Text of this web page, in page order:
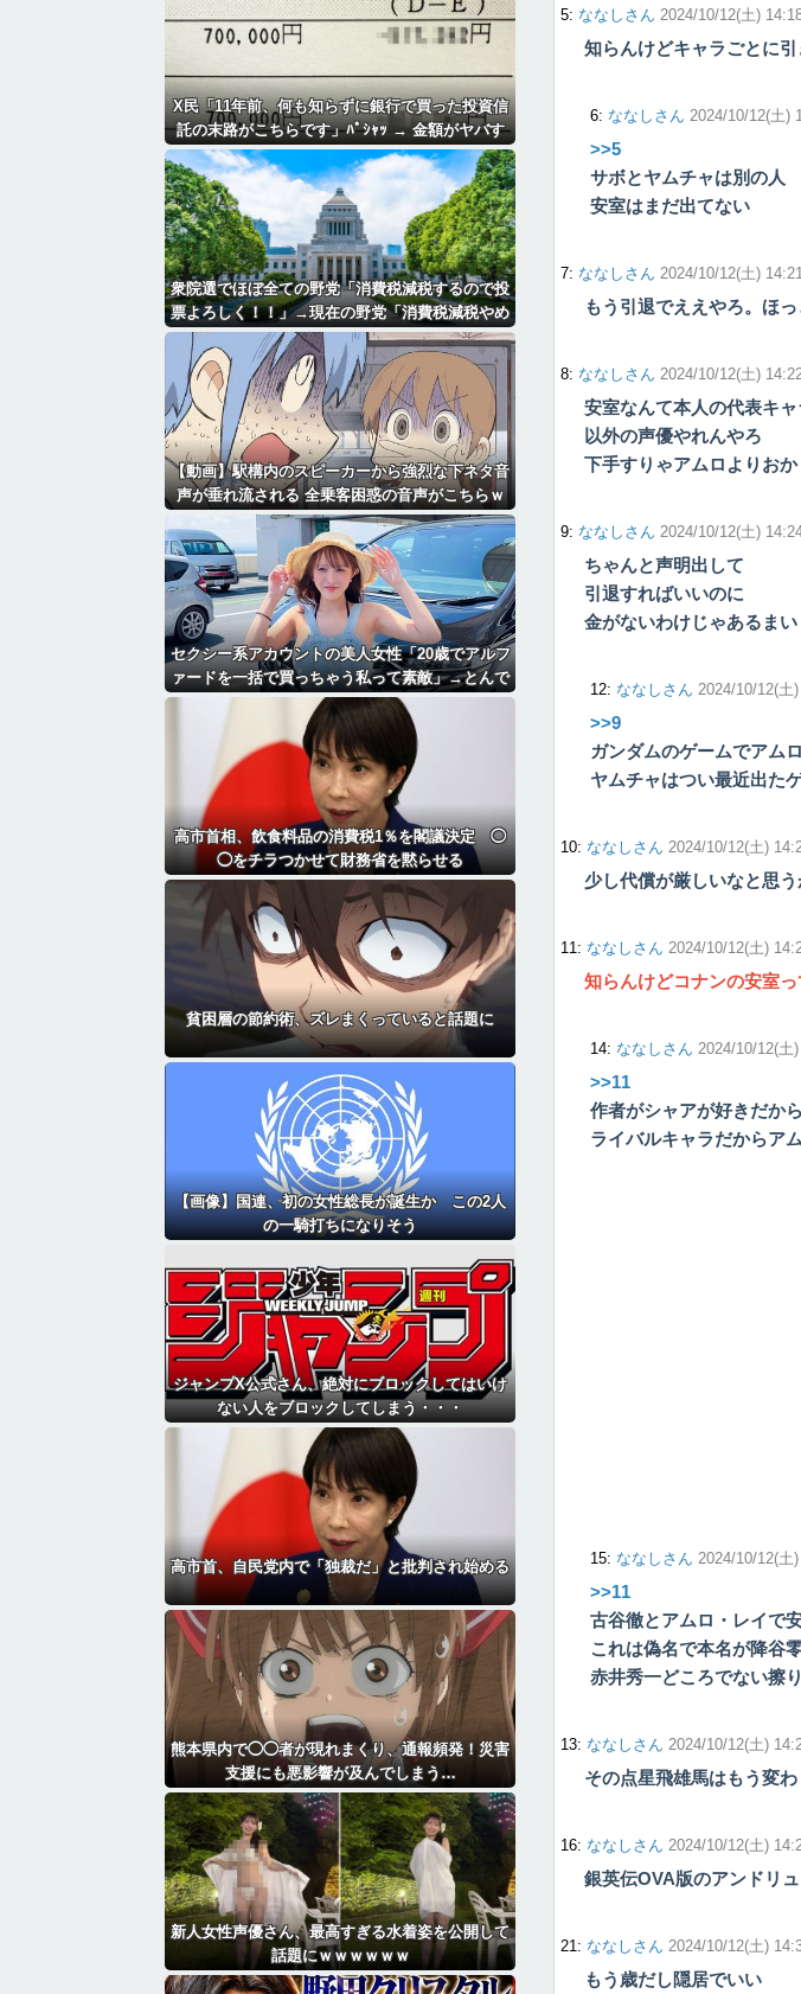
5: ななしさん 2024/10/12(土)
知らんけどキャラごとに
6: ななしさん 2024/10/12(土)
>>5
サボとヤムチャは別の人
安室はまだ出てない
7: ななしさん 2024/10/12(土)
もう引退でええやろ。ほ
8: ななしさん 2024/10/12(土)
安室なんて本人の代表キ
以外の声優やれんやろ
下手すりゃアムロよりお
9: ななしさん 2024/10/12(土)
ちゃんと声明出して
引退すればいいのに
金がないわけじゃあるまい
12: ななしさん 2024/10/12(土
>>9
ガンダムのゲームでアム
ヤムチャはつい最近出た
10: ななしさん 2024/10/12(土)
少し代償が厳しいなと思
11: ななしさん 2024/10/12(土)
知らんけどコナンの安室
14: ななしさん 2024/10/12(土
>>11
作者がシャアが好きだか
ライバルキャラだからア
15: ななしさん 2024/10/12(土
>>11
古谷徹とアムロ・レイで
これは偽名で本名が降谷
赤井秀一どころでない擦
13: ななしさん 2024/10/12(土)
その点星飛雄馬はもう変
16: ななしさん 2024/10/12(土)
銀英伝OVA版のアンドリ
21: ななしさん 2024/10/12(土)
もう歳だし隠居でいい
X民「11年前、何も知らずに銀行で買った投資信
託の末路がこちらです」ﾊﾟｼｬｯ → 金額がヤバす
ぎるｗｗｗｗｗｗ
衆院選でほぼ全ての野党「消費税減税するので投
票よろしく！！」→現在の野党「消費税減税やめ
ろ！！財源はどうするんだ！！」
【動画】駅構内のスピーカーから強烈な下ネタ音
声が垂れ流される 全乗客困惑の音声がこちらｗ
ｗｗｗｗｗ
セクシー系アカウントの美人女性「20歳でアルフ
ァードを一括で買っちゃう私って素敵」→とんで
もないものが映り込んでしまい、終わる
高市首相、飲食料品の消費税1％を閣議決定 ◯
◯をチラつかせて財務省を黙らせる
貧困層の節約術、ズレまくっていると話題に
【画像】国連、初の女性総長が誕生か この2人
の一騎打ちになりそう
ジャンプX公式さん、絶対にブロックしてはいけ
ない人をブロックしてしまう・・・
高市首、自民党内で「独裁だ」と批判され始める
熊本県内で◯◯者が現れまくり、通報頻発！災害
支援にも悪影響が及んでしまう…
新人女性声優さん、最高すぎる水着姿を公開して
話題にｗｗｗｗｗｗ